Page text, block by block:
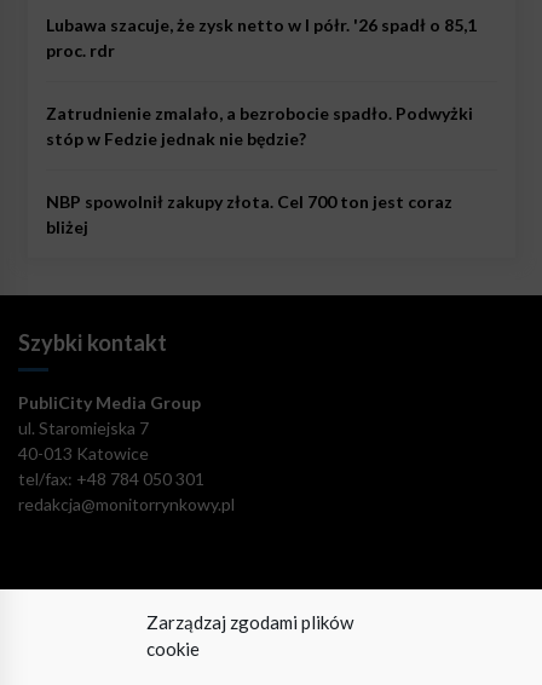
Zarządzaj zgodami plików
cookie
Lubawa szacuje, że zysk netto w I półr. '26 spadł o 85,1
proc. rdr
Zatrudnienie zmalało, a bezrobocie spadło. Podwyżki
stóp w Fedzie jednak nie będzie?
NBP spowolnił zakupy złota. Cel 700 ton jest coraz
bliżej
Szybki kontakt
PubliCity Media Group
ul. Staromiejska 7
40-013 Katowice
tel/fax: +48 784 050 301
redakcja@monitorrynkowy.pl
Pozostańmy w kontakcie!